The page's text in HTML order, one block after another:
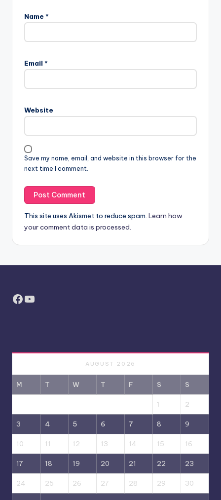
Name *
Email *
Website
Save my name, email, and website in this browser for the
next time I comment.
This site uses Akismet to reduce spam. Learn how
your comment data is processed.
Facebook
YouTube
AUGUST 2026
M T W T F S S
1 2
3 4 5 6 7 8 9
10 11 12 13 14 15 16
17 18 19 20 21 22 23
24 25 26 27 28 29 30